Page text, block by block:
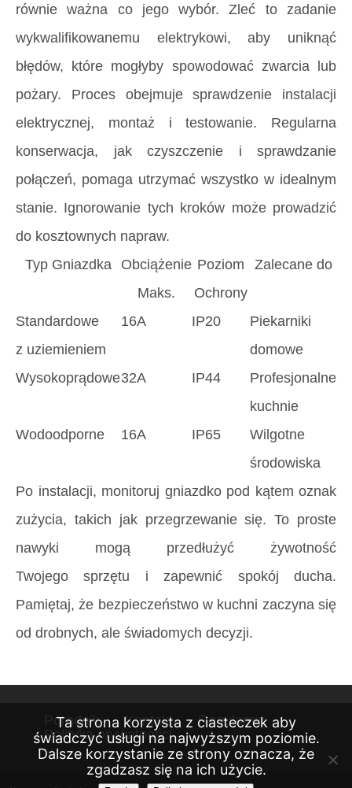
równie ważna co jego wybór. Zleć to zadanie
wykwalifikowanemu elektrykowi, aby uniknąć
błędów, które mogłyby spowodować zwarcia lub
pożary. Proces obejmuje sprawdzenie instalacji
elektrycznej, montaż i testowanie. Regularna
konserwacja, jak czyszczenie i sprawdzanie
połączeń, pomaga utrzymać wszystko w idealnym
stanie. Ignorowanie tych kroków może prowadzić
do kosztownych napraw.
Typ Gniazdka
Obciążenie
Maks.
Poziom
Ochrony
Zalecane do
Standardowe
z uziemieniem
16A IP20
Piekarniki
domowe
Wysokoprądowe32A IP44
Profesjonalne
kuchnie
Wodoodporne
16A IP65
Wilgotne
środowiska
Po instalacji, monitoruj gniazdko pod kątem oznak
zużycia, takich jak przegrzewanie się. To proste
nawyki mogą przedłużyć żywotność
Twojego sprzętu i zapewnić spokój ducha.
Pamiętaj, że bezpieczeństwo w kuchni zaczyna się
od drobnych, ale świadomych decyzji.
Poradnik Kontakt
Regulamin
Polityka prywatności
Ta strona korzysta z ciasteczek aby
świadczyć usługi na najwyższym poziomie.
Dalsze korzystanie ze strony oznacza, że
zgadzasz się na ich użycie.